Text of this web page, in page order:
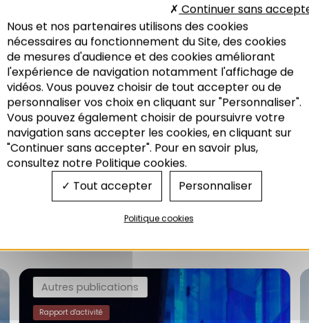
Recherche
Télécharger
Autres publications
Rapport d'activité
Nous et nos partenaires utilisons des cookies
nécessaires au fonctionnement du Site, des cookies
de mesures d'audience et des cookies améliorant
l'expérience de navigation notamment l'affichage de
vidéos. Vous pouvez choisir de tout accepter ou de
personnaliser vos choix en cliquant sur "Personnaliser".
Vous pouvez également choisir de poursuivre votre
navigation sans accepter les cookies, en cliquant sur
"Continuer sans accepter". Pour en savoir plus,
consultez notre Politique cookies.
Tout accepter
Continuer sans
Personnaliser
Politique cookies